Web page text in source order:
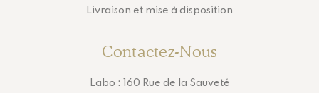
Livraison et mise à disposition
Contactez-Nous
Labo : 160 Rue de la Sauveté